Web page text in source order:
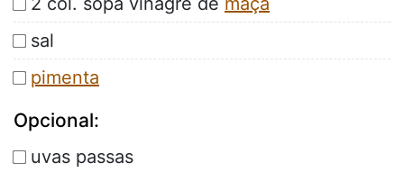
sal
pimenta
Opcional:
uvas passas